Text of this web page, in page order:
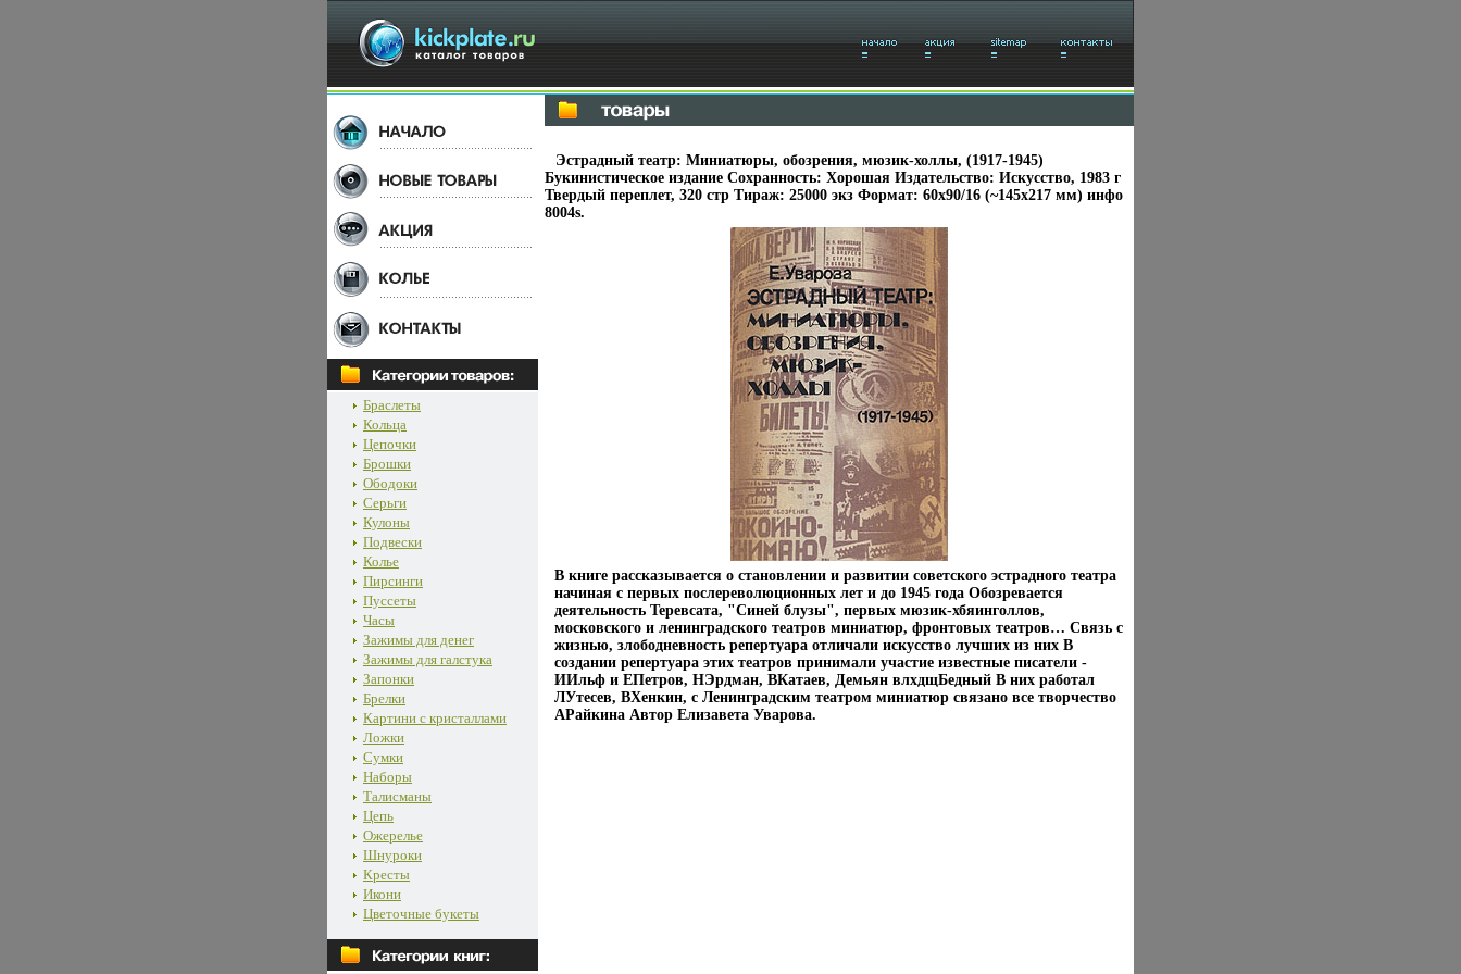
Браслеты
Кольца
Цепочки
Брошки
Ободоки
Серьги
Кулоны
Подвески
Колье
Пирсинги
Пуссеты
Часы
Зажимы для денег
Зажимы для галстука
Запонки
Брелки
Картини с кристаллами
Ложки
Сумки
Наборы
Талисманы
Цепь
Ожерелье
Шнуроки
Кресты
Икони
Цветочные букеты
Эстрадный театр: Миниатюры, обозрения, мюзик-холлы, (1917-1945)
Букинистическое издание Сохранность: Хорошая Издательство: Искусство, 1983 г
Твердый переплет, 320 стр Тираж: 25000 экз Формат: 60x90/16 (~145х217 мм) инфо
8004s.
В книге рассказывается о становлении и развитии советского эстрадного театра
начиная с первых послереволюционных лет и до 1945 года Обозревается
деятельность Теревсата, "Синей блузы", первых мюзик-хбяинголлов,
московского и ленинградского театров миниатюр, фронтовых театров… Связь с
жизнью, злободневность репертуара отличали искусство лучших из них В
создании репертуара этих театров принимали участие известные писатели -
ИИльф и ЕПетров, НЭрдман, ВКатаев, Демьян влхдщБедный В них работал
ЛУтесев, ВХенкин, с Ленинградским театром миниатюр связано все творчество
АРайкина Автор Елизавета Уварова.